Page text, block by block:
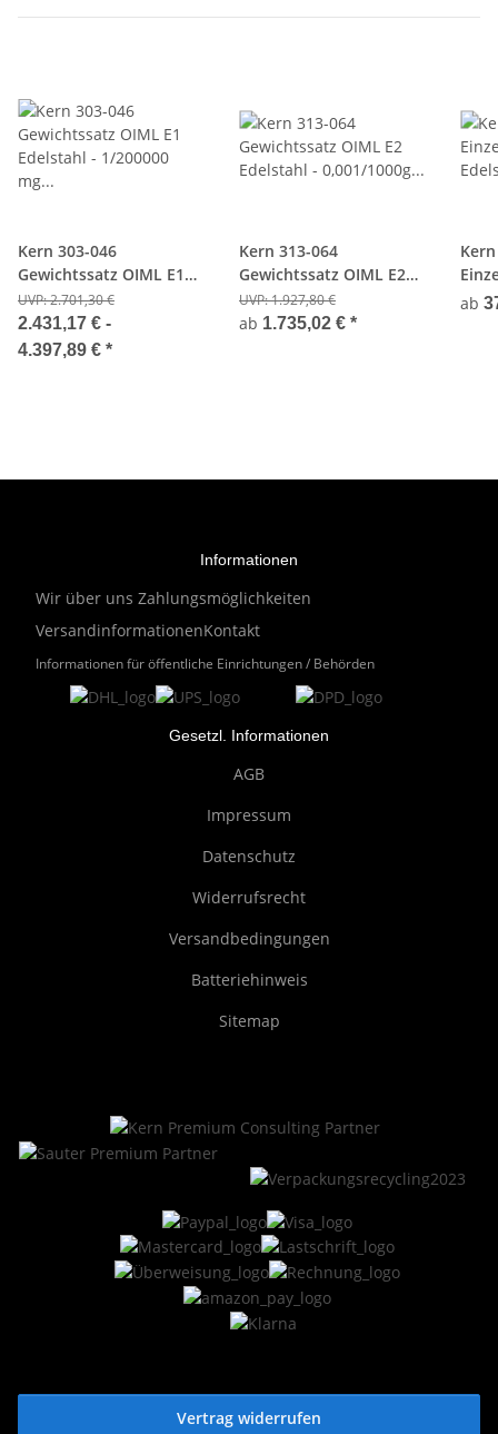
Kern 303-046
Gewichtssatz OIML E1
Edelstahl - 1/200000 mg
- Aluminium-Koffer
UVP:2.701,30 €
2.431,17 € -
4.397,89 € *
Kern 313-064
Gewichtssatz OIML E2
Edelstahl - 0,001/1000g -
Kunststoffkoffer
UVP:1.927,80 €
ab 1.735,02 € *
ab
Informationen
Wir über uns Zahlungsmöglichkeiten
VersandinformationenKontakt
Informationen für öffentliche Einrichtungen / Behörden
Gesetzl. Informationen
AGB
Impressum
Datenschutz
Widerrufsrecht
Versandbedingungen
Batteriehinweis
Sitemap
Vertrag widerrufen